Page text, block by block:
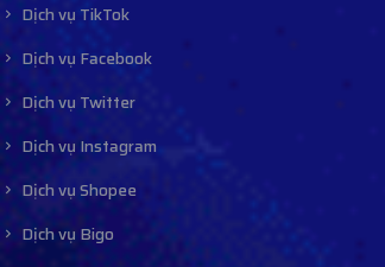
Dịch vụ TikTok
Dịch vụ Facebook
Dịch vụ Twitter
Dịch vụ Instagram
Dịch vụ Shopee
Dịch vụ Bigo